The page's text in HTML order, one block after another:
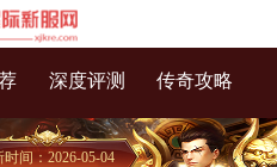
深度评测 传奇攻略
时间：2026-05-04